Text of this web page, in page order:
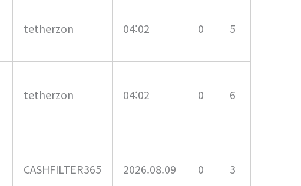
tetherzon 04:02 0 5
tetherzon 04:02 0 6
CASHFILTER365 2026.08.09 0 3